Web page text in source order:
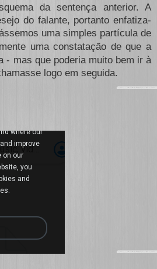
da sentença anterior. A
do falante, portanto enfatiza-
uma simples partícula de
uma constatação de que a
- mas que poderia muito bem ir à
logo em seguida.